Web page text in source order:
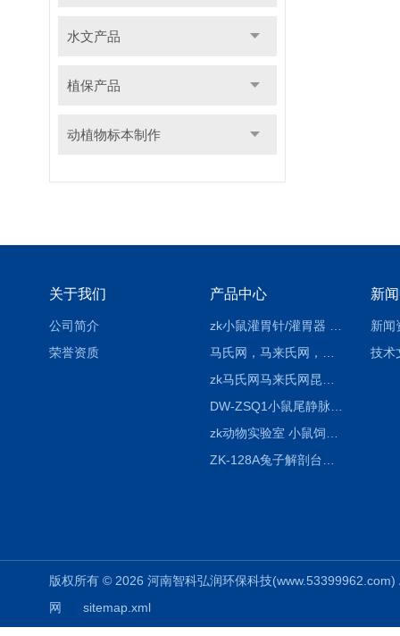
水文产品
植保产品
动植物标本制作
关于我们
公司简介
荣誉资质
产品中心 新
新闻
技术
版权所有 © 2026 河南智科弘润环保科技
网
sitemap.xml